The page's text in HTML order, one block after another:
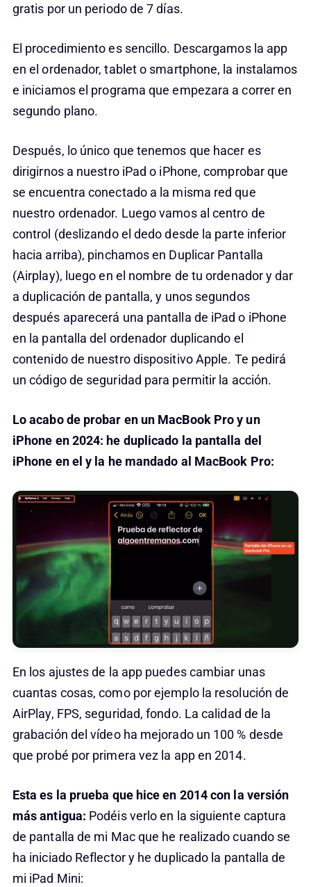
gratis por un periodo de 7 días.
El procedimiento es sencillo. Descargamos la app
en el ordenador, tablet o smartphone, la instalamos
e iniciamos el programa que empezara a correr en
segundo plano.
Después, lo único que tenemos que hacer es
dirigirnos a nuestro iPad o iPhone, comprobar que
se encuentra conectado a la misma red que
nuestro ordenador. Luego vamos al centro de
control (deslizando el dedo desde la parte inferior
hacia arriba), pinchamos en Duplicar Pantalla
(Airplay), luego en el nombre de tu ordenador y dar
a duplicación de pantalla, y unos segundos
después aparecerá una pantalla de iPad o iPhone
en la pantalla del ordenador duplicando el
contenido de nuestro dispositivo Apple. Te pedirá
un código de seguridad para permitir la acción.
Lo acabo de probar en un MacBook Pro y un
iPhone en 2024: he duplicado la pantalla del
iPhone en el y la he mandado al MacBook Pro:
En los ajustes de la app puedes cambiar unas
cuantas cosas, como por ejemplo la resolución de
AirPlay, FPS, seguridad, fondo. La calidad de la
grabación del vídeo ha mejorado un 100 % desde
que probé por primera vez la app en 2014.
Esta es la prueba que hice en 2014 con la versión
más antigua: Podéis verlo en la siguiente captura
de pantalla de mi Mac que he realizado cuando se
ha iniciado Reflector y he duplicado la pantalla de
mi iPad Mini: